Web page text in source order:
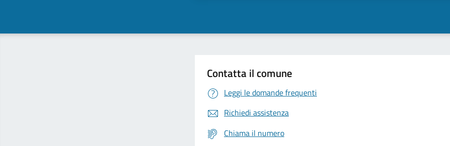
Contatta il comune
Leggi le domande frequenti
Richiedi assistenza
Chiama il numero